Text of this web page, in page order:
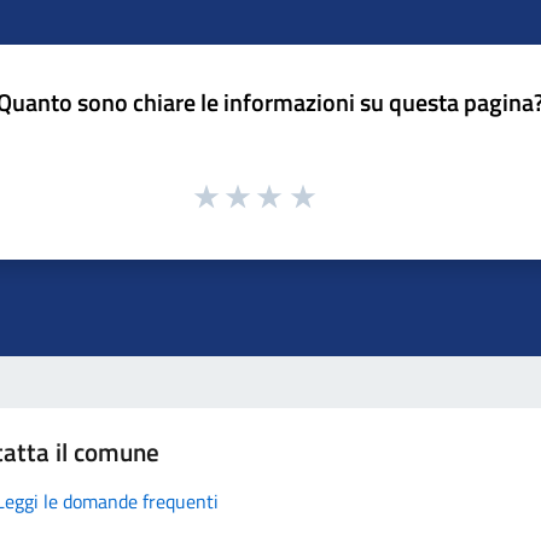
sono chiare le informazioni su questa
il comune
le domande frequenti